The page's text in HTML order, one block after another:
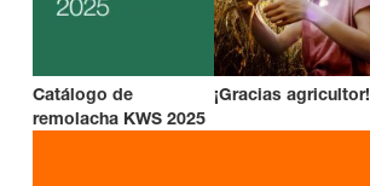
Catálogo de
remolacha KWS 2025
¡Gracias agricultor!